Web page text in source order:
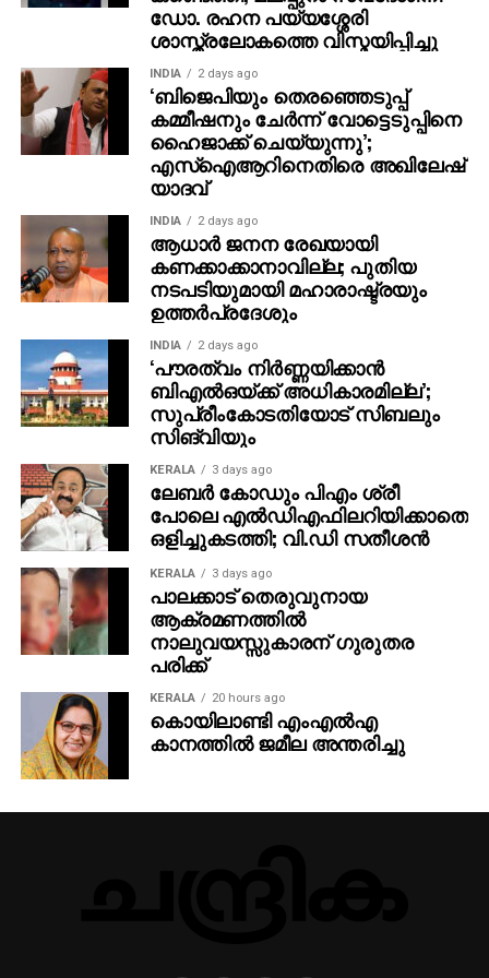
സ്വന്തം മണ്ണിലെ ദാരുണമായ തോൽവിയോടെ ഇന്ത്യ
ടെസ്റ്റ് ചാമ്പ്യൻഷിപ്പിൽ അഞ്ചാം സ്ഥാനത്തേക്ക്
വീണു. ടെസ്റ്റ് പരമ്പര നഷ്ടവുമായ ഇന്ത്യക്ക്
ഇനിയുള്ളത് ദക്ഷിണാഫ്രിക്കയുമായുള്ള മൂന്ന്
മത്സരങ്ങളുടെ ഏകദിന പരമ്പരയാണ്. നവംബർ 30
ഞായറാഴ്ച റാഞ്ചിയിലാണ് പരമ്പരയിലെ ആദ്യ
ഡോ. രഹന പയ്യശ്ശേരി
ശാസ്ത്രലോകത്തെ വിസ്മയിപ്പിച്ചു
INDIA 2 days ago
‘ബിജെപിയും തെരഞ്ഞെടുപ്പ്
കമ്മീഷനും ചേർന്ന് വോട്ടെടുപ്പിനെ
ഹൈജാക്ക് ചെയ്യുന്നു’;
എസ്ഐആറിനെതിരെ അഖിലേഷ്
യാദവ്
INDIA 2 days ago
ആധാർ ജനന രേഖയായി
കണക്കാക്കാനാവില്ല; പുതിയ
നടപടിയുമായി മഹാരാഷ്ട്രയും
ഉത്തർപ്രദേശും
INDIA 2 days ago
‘പൗരത്വം നിര്‍ണ്ണയിക്കാന്‍
ബിഎല്‍ഒയ്ക്ക് അധികാരമില്ല’;
സുപ്രീംകോടതിയോട് സിബലും
സിങ്‌വിയും
KERALA 3 days ago
ലേബര്‍ കോഡും പിഎം ശ്രീ
പോലെ എല്‍ഡിഎഫിലറിയിക്കാതെ
ഒളിച്ചുകടത്തി; വി.ഡി സതീശന്‍
KERALA 3 days ago
പാലക്കാട് തെരുവുനായ
ആക്രമണത്തില്‍
നാലുവയസ്സുകാരന് ഗുരുതര
പരിക്ക്
KERALA 20 hours ago
കൊയിലാണ്ടി എംഎല്‍എ
കാനത്തില്‍ ജമീല അന്തരിച്ചു